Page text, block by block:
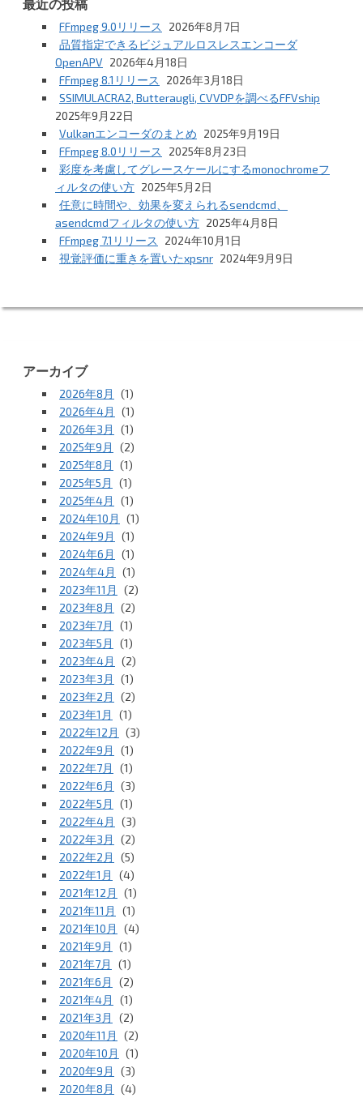
最近の投稿
FFmpeg 9.0リリース
2026年8月7日
品質指定できるビジュアルロスレスエンコーダ
OpenAPV 2026年4月18日
FFmpeg 8.1リリース
2026年3月18日
SSIMULACRA2, Butteraugli, CVVDPを調べるFFVship
2025年9月22日
Vulkanエンコーダのまとめ 2025年9月19日
FFmpeg 8.0リリース
2025年8月23日
彩度を考慮してグレースケールにするmonochromeフ
ィルタの使い方 2025年5月2日
任意に時間や、効果を変えられるsendcmd、
asendcmdフィルタの使い方 2025年4月8日
FFmpeg 7.1リリース
2024年10月1日
視覚評価に重きを置いたxpsnr 2024年9月9日
アーカイブ
2026年8月
(1)
2026年4月
(1)
2026年3月
(1)
2025年9月
(2)
2025年8月
(1)
2025年5月
(1)
2025年4月
(1)
2024年10月
(1)
2024年9月
(1)
2024年6月
(1)
2024年4月
(1)
2023年11月
(2)
2023年8月
(2)
2023年7月
(1)
2023年5月
(1)
2023年4月
(2)
2023年3月
(1)
2023年2月
(2)
2023年1月
(1)
2022年12月
(3)
2022年9月
(1)
2022年7月
(1)
2022年6月
(3)
2022年5月
(1)
2022年4月
(3)
2022年3月
(2)
2022年2月
(5)
2022年1月
(4)
2021年12月
(1)
2021年11月
(1)
2021年10月
(4)
2021年9月
(1)
2021年7月
(1)
2021年6月
(2)
2021年4月
(1)
2021年3月
(2)
2020年11月
(2)
2020年10月
(1)
2020年9月
(3)
2020年8月
(4)